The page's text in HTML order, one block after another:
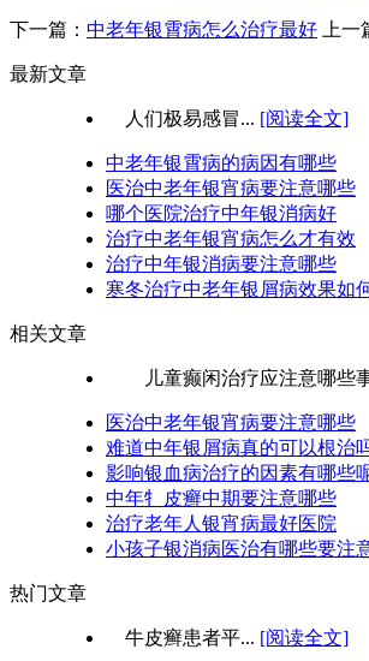
下一篇： 中老年银霄病怎么治疗最好 上一
最新文章
人们极易感冒... [阅读全文]
中老年银霄病的病因有哪些
医治中老年银宵病要注意哪些
哪个医院治疗中年银消病好
治疗中老年银宵病怎么才有效
治疗中年银消病要注意哪些
寒冬治疗中老年银屑病效果如
相关文章
儿童癫闲治疗应注意哪些事
医治中老年银宵病要注意哪些
难道中年银屑病真的可以根治
影响银血病治疗的因素有哪些
中年牜皮癣中期要注意哪些
治疗老年人银宵病最好医院
小孩子银消病医治有哪些要注
热门文章
牛皮癣患者平... [阅读全文]